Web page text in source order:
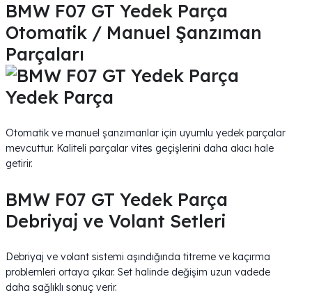
BMW F07 GT Yedek Parça
Otomatik / Manuel Şanzıman
Parçaları
Otomatik ve manuel şanzımanlar için uyumlu yedek parçalar
mevcuttur. Kaliteli parçalar vites geçişlerini daha akıcı hale
getirir.
BMW F07 GT Yedek Parça
Debriyaj ve Volant Setleri
Debriyaj ve volant sistemi aşındığında titreme ve kaçırma
problemleri ortaya çıkar. Set halinde değişim uzun vadede
daha sağlıklı sonuç verir.